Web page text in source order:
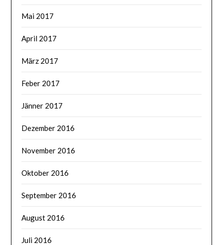
Mai 2017
April 2017
März 2017
Feber 2017
Jänner 2017
Dezember 2016
November 2016
Oktober 2016
September 2016
August 2016
Juli 2016